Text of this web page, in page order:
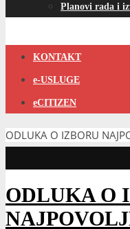
Planovi rada i
KONTAKT
e-USLUGE
eCITIZEN
ODLUKA O IZBORU
ODLUKA O